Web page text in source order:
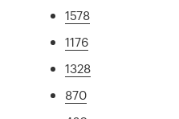
1578
1176
1328
870